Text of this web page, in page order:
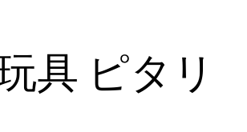
具 ピタリ